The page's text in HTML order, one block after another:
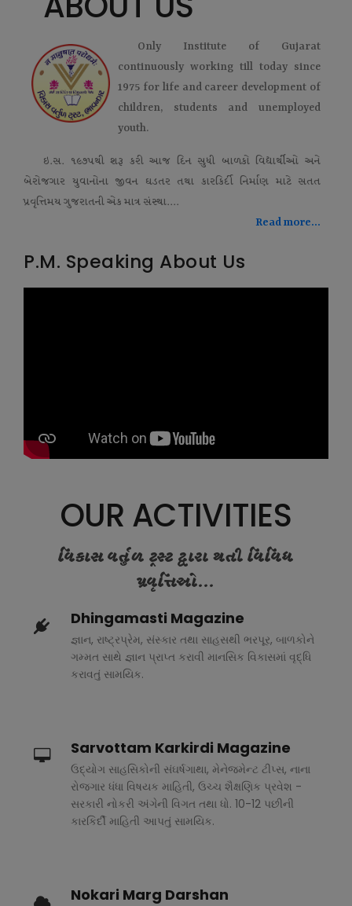
Only Institute of Gujarat
continuously working till today since
1975 for life and career development of
children, students and unemployed
youth.
ઇ.સ. ૧૯૭૫થી શરૂ કરી આજ દિન સુધી બાળકો વિદ્યાર્થીઓ અને
બેરોજગાર યુવાનોના જીવન ઘડતર તથા કારકિર્દી નિર્માણ માટે સતત
પ્રવૃત્તિમય ગુજરાતની એક માત્ર સંસ્થા....
Read more...
P.M. Speaking About Us
OUR ACTIVITIES
વિકાસ વર્તુળ ટ્રસ્ટ દ્વારા થતી વિવિધ
પ્રવૃત્તિઓ...
Dhingamasti Magazine
જ્ઞાન, રાષ્ટ્રપ્રેમ, સંસ્કાર તથા સાહસથી ભરપૂર, બાળકોને
ગમ્મત સાથે જ્ઞાન પ્રાપ્ત કરાવી માનસિક વિકાસમાં વૃદ્ધિ
કરાવતું સામયિક.
Sarvottam Karkirdi Magazine
ઉદ્યોગ સાહસિકોની સંઘર્ષગાથા, મેનેજમેન્ટ ટીપ્સ, નાના
રોજગાર ધંધા વિષયક માહિતી, ઉચ્ચ શૈક્ષણિક પ્રવેશ -
સરકારી નોકરી અંગેની વિગત તથા ધો. 10-12 પછીની
કારકિર્દી માહિતી આપતું સામયિક.
Nokari Marg Darshan